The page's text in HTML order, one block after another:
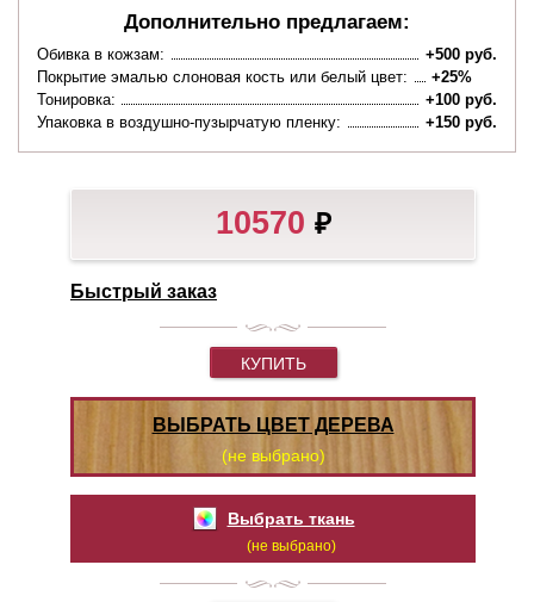
Дополнительно предлагаем:
Обивка в кожзам:
+500 руб.
Покрытие эмалью слоновая кость или белый цвет:
+25%
Тонировка:
+100 руб.
Упаковка в воздушно-пузырчатую пленку:
+150 руб.
10570 ₽
Быстрый заказ
КУПИТЬ
ВЫБРАТЬ ЦВЕТ ДЕРЕВА
(не выбрано)
Выбрать ткань
(не выбрано)